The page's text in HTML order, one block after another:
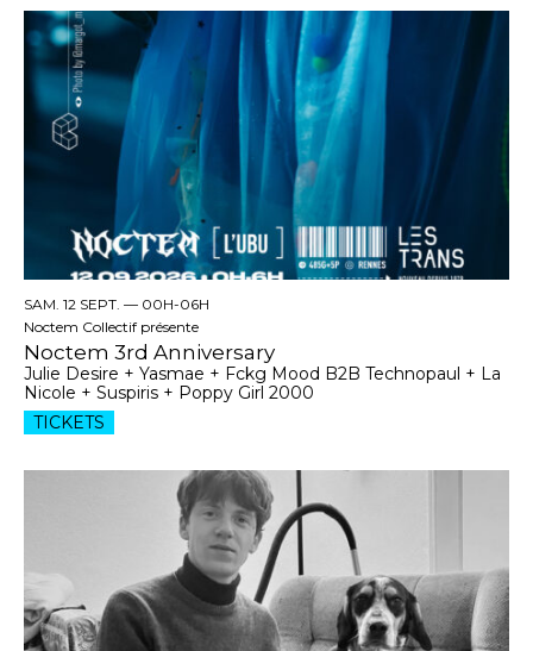
SAM. 12 SEPT. — 00H-06H
Noctem Collectif présente
Noctem 3rd Anniversary
Julie Desire + Yasmae + Fckg Mood B2B Technopaul + La
Nicole + Suspiris + Poppy Girl 2000
TICKETS